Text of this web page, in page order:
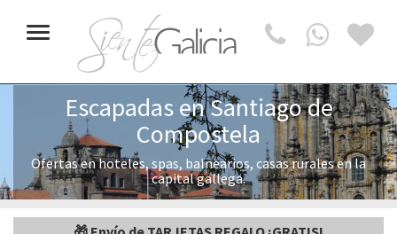
Toggle
navigation
Escapadas en Santiago de
Compostela
Ofertas en hoteles, spas, balnearios, casas rurales en la
capital gallega.